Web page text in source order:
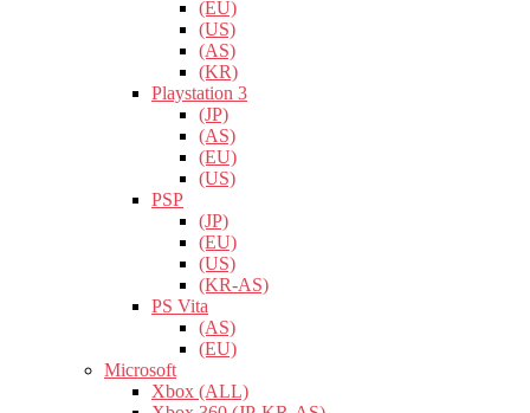
(EU)
(US)
(AS)
(KR)
Playstation 3
(JP)
(AS)
(EU)
(US)
PSP
(JP)
(EU)
(US)
(KR-AS)
PS Vita
(AS)
(EU)
Microsoft
Xbox (ALL)